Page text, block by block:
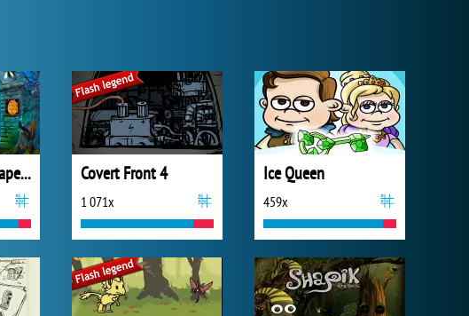
Delora Scary Escape: Mysteries Adventure Covert Front 4
1 071x
Ice Queen
459x